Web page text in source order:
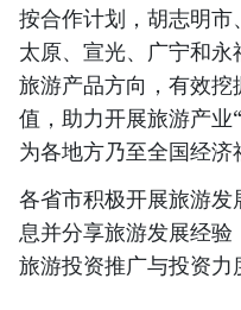
按合作计划，胡志明市
太原、宣光、广宁和
旅游产品方向，有效
值，助力开展旅游产业
为各地方乃至全国经济
各省市积极开展旅游
息并分享旅游发展经
旅游投资推广与投资力